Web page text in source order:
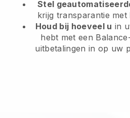
Stel
krijg transparantie met
Houd bij hoeveel u in
hebt met een
uitbetalingen in op uw